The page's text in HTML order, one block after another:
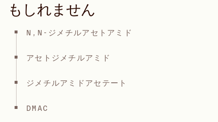
もしれません
N,N-ジメチルアセトアミド
アセトジメチルアミド
ジメチルアミドアセテート
DMAC